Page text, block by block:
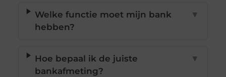
Welke functie moet mijn bank
hebben?
▼
Hoe bepaal ik de juiste
bankafmeting?
▼